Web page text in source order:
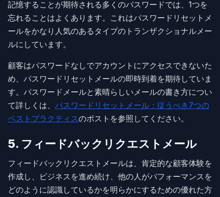
記憶することが期待される多くのパスワードでは、1つを
忘れることはよくあります。これはパスワードリセットメ
ールをかなり人気のあるタイプのトランザクショナルメー
ルにしています。
顧客はパスワードなしでアカウントにアクセスできないた
め、パスワードリセットメールの即時到着を期待していま
す。パスワードメールと素晴らしいメールの書き方につい
て詳しくは、 パスワードリセットメール：従うべき7つの
ベストプラクティスのポストを参照してください。
5. フィードバックリクエストメール
フィードバックリクエストメールは、肯定的な顧客体験を
作成し、ビジネスを進め続け、他の人がパフォーマンスを
どのように認識しているかを明らかにするための優れた方